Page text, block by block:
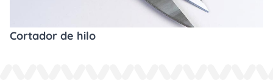
Cortador de hilo